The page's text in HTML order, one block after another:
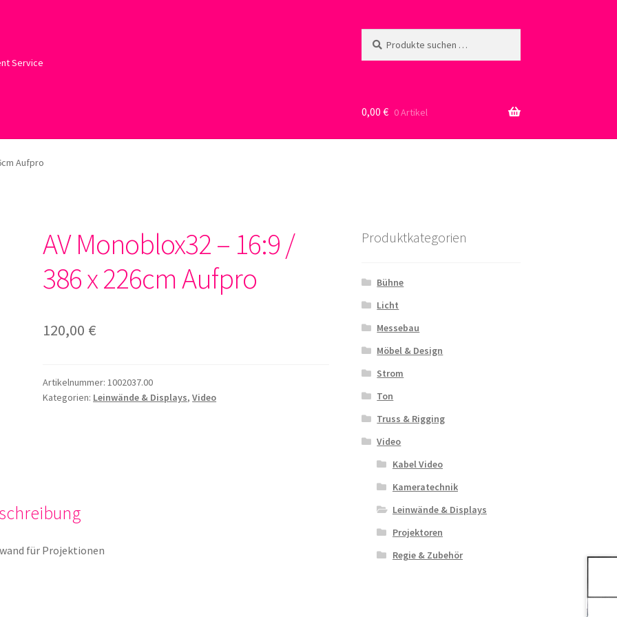
Service
nach:
0,00 € 0 Artikel
Aufpro
AV Monoblox32 – 16:9 /
386 x 226cm Aufpro
120,00 €
Artikelnummer:1002037.00
Kategorien: Leinwände & Displays,Video
für Projektionen
Produktkategorien
Bühne
Licht
Messebau
Möbel & Design
Strom
Ton
Truss & Rigging
Video
Kabel Video
Kameratechnik
Leinwände & Displays
Projektoren
Regie & Zubehör